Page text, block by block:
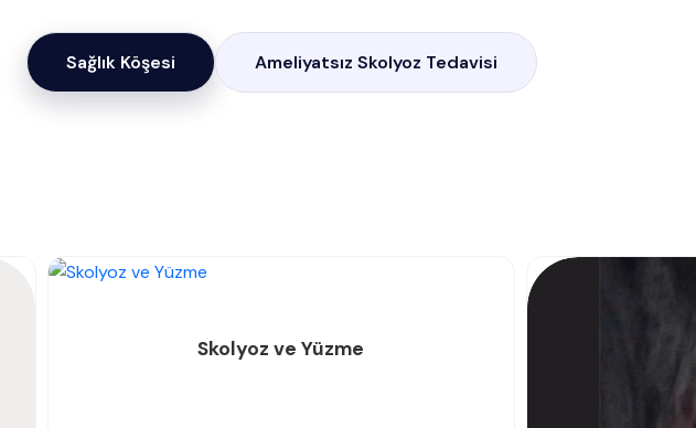
Sağlık Köşesi Ameliyatsız Skolyoz Tedavisi
Skolyoz ve Yüzme